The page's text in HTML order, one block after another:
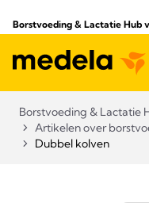
Borstvoeding & Lactatie Hub
Borstvoeding & Lactatie
Artikelen over
Dubbel kolven